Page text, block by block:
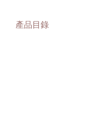
產品目錄